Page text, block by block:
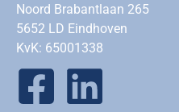
Noord Brabantlaan 265
5652 LD Eindhoven
KvK: 65001338